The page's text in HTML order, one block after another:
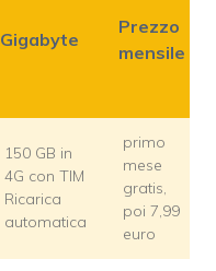
Gigabyte
Prezzo
mensile
150 GB in
4G con TIM
Ricarica
automatica
primo
mese
gratis,
poi 7,99
euro